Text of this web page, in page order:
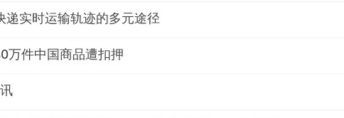
递实时运输轨迹的多元途径
万件中国商品遭扣押